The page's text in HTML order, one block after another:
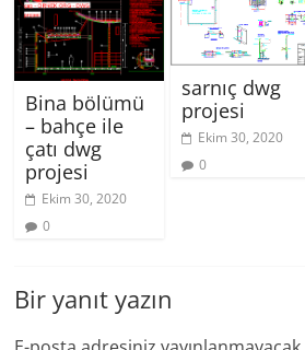
Bina bölümü
– bahçe ile
çatı dwg
projesi
Ekim 30, 2020
0
sarnıç dwg
projesi
Ekim 30, 2020
0
Bir yanıt yazın